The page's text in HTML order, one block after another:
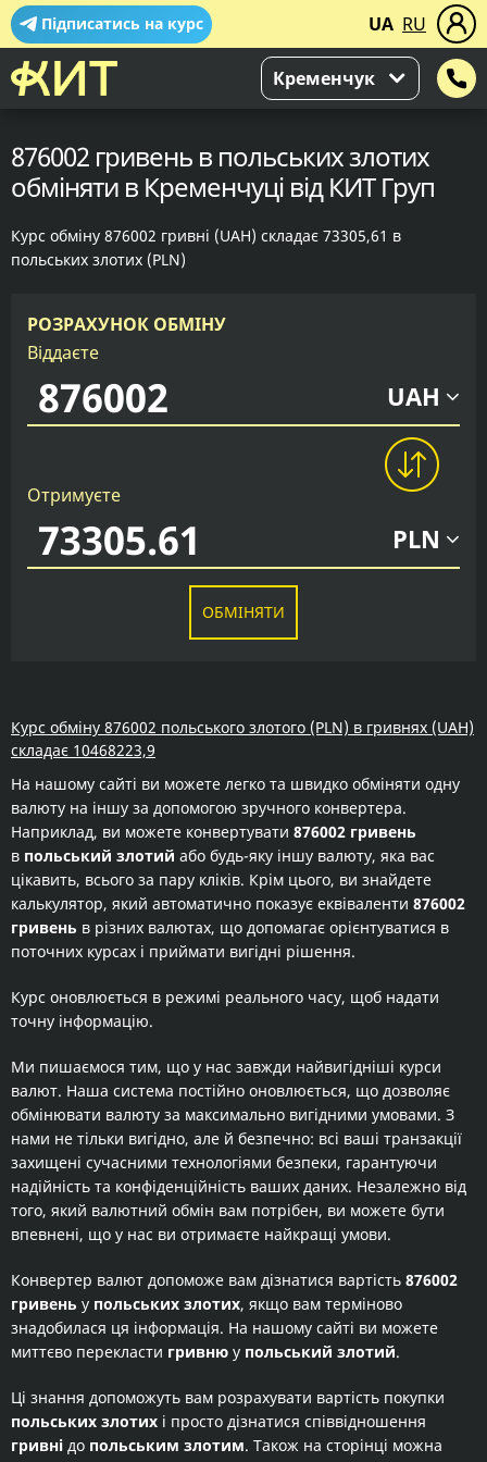
Підписатись на курс UA RU
Кременчук
876002 гривень в польських злотих
обміняти в Кременчуці від КИТ Груп
Курс обміну 876002 гривні (UAH) складає 73305,61 в
польських злотих (PLN)
РОЗРАХУНОК ОБМІНУ
Віддаєте
UAH
Отримуєте
PLN
ОБМІНЯТИ
Курс обміну 876002 польського злотого (PLN) в гривнях (UAH)
складає 10468223,9
На нашому сайті ви можете легко та швидко обміняти одну
валюту на іншу за допомогою зручного конвертера.
Наприклад, ви можете конвертувати 876002 гривень
в польський злотий або будь-яку іншу валюту, яка вас
цікавить, всього за пару кліків. Крім цього, ви знайдете
калькулятор, який автоматично показує еквіваленти 876002
гривень в різних валютах, що допомагає орієнтуватися в
поточних курсах і приймати вигідні рішення.
Курс оновлюється в режимі реального часу, щоб надати
точну інформацію.
Ми пишаємося тим, що у нас завжди найвигідніші курси
валют. Наша система постійно оновлюється, що дозволяє
обмінювати валюту за максимально вигідними умовами. З
нами не тільки вигідно, але й безпечно: всі ваші транзакції
захищені сучасними технологіями безпеки, гарантуючи
надійність та конфіденційність ваших даних. Незалежно від
того, який валютний обмін вам потрібен, ви можете бути
впевнені, що у нас ви отримаєте найкращі умови.
Конвертер валют допоможе вам дізнатися вартість 876002
гривень у польських злотих, якщо вам терміново
знадобилася ця інформація. На нашому сайті ви можете
миттєво перекласти гривню у польський злотий.
Ці знання допоможуть вам розрахувати вартість покупки
польських злотих і просто дізнатися співвідношення
гривні до польським злотим. Також на сторінці можна